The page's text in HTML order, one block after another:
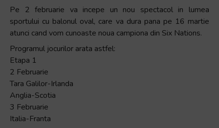
Pe 2 februarie va incepe un nou spectacol in lumea
sportului cu balonul oval, care va dura pana pe 16 martie
atunci cand vom cunoaste noua campiona din Six Nations.
Programul jocurilor arata astfel:
Etapa 1
2 Februarie
Tara Galilor-Irlanda
Anglia-Scotia
3 Februarie
Italia-Franta